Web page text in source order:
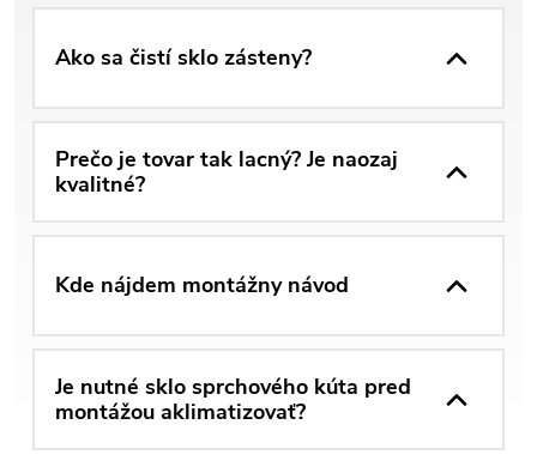
Ako sa čistí sklo zásteny?
Prečo je tovar tak lacný? Je naozaj
kvalitné?
Kde nájdem montážny návod
Je nutné sklo sprchového kúta pred
montážou aklimatizovať?